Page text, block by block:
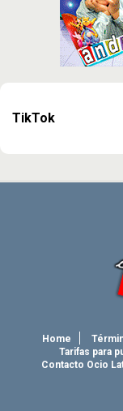
TikTok
Home
Tarifas para
Contacto Ocio